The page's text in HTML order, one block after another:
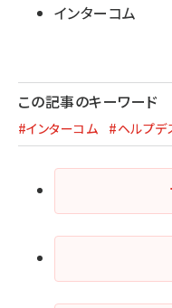
インターコム
この記事のキーワード
#インターコム #ヘルプデ